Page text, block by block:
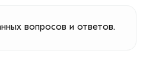
вопросов и ответов.